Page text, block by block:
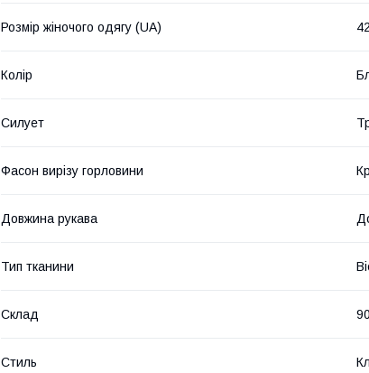
Розмір жіночого одягу (UA) 42
Колір
Силует
Фасон вирізу горловини
Довжина рукава
Тип тканини
Склад
Стиль